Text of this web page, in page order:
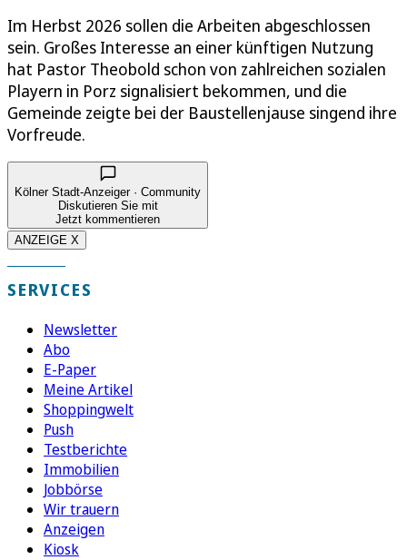
Im Herbst 2026 sollen die Arbeiten abgeschlossen
sein. Großes Interesse an einer künftigen Nutzung
hat Pastor Theobold schon von zahlreichen sozialen
Playern in Porz signalisiert bekommen, und die
Gemeinde zeigte bei der Baustellenjause singend ihre
Vorfreude.
Kölner Stadt-Anzeiger · Community
Diskutieren Sie mit
Jetzt kommentieren
ANZEIGE X
SERVICES
Newsletter
Abo
E-Paper
Meine Artikel
Shoppingwelt
Push
Testberichte
Immobilien
Jobbörse
Wir trauern
Anzeigen
Kiosk